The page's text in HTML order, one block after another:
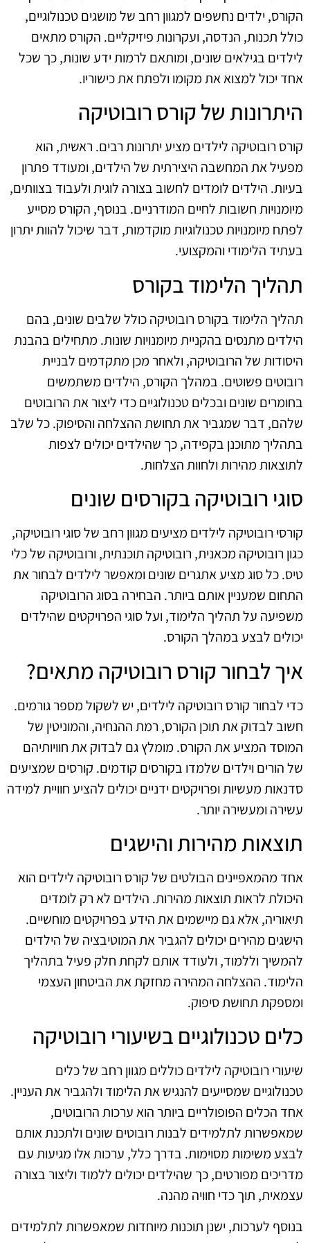
הקורס, ילדים נחשפים למגוון רחב של מושגים טכנולוגיים,
כולל תכנות, הנדסה, ועקרונות פיזיקליים. הקורס מתאים
לילדים בגילאים שונים, ומותאם לרמות ידע שונות, כך שכל
אחד יכול למצוא את מקומו ולפתח את כישוריו.
היתרונות של קורס רובוטיקה
קורס רובוטיקה לילדים מציע יתרונות רבים. ראשית, הוא
מפעיל את המחשבה היצירתית של הילדים, ומעודד פתרון
בעיות. הילדים לומדים לחשוב בצורה לוגית ולעבוד בצוותים,
מיומנויות חשובות לחיים המודרניים. בנוסף, הקורס מסייע
לפתח מיומנויות טכנולוגיות מוקדמות, דבר שיכול להוות יתרון
בעתיד הלימודי והמקצועי.
תהליך הלימוד בקורס
תהליך הלימוד בקורס רובוטיקה כולל שלבים שונים, בהם
הילדים מתנסים בהקניית מיומנויות שונות. מתחילים בהבנת
היסודות של הרובוטיקה, ולאחר מכן מתקדמים לבניית
רובוטים פשוטים. במהלך הקורס, הילדים משתמשים
בחומרים שונים ובכלים טכנולוגיים כדי ליצור את הרובוטים
שלהם, דבר שמגביר את תחושת ההצלחה והסיפוק. כל שלב
בתהליך מתוכנן בקפידה, כך שהילדים יכולים לצפות
לתוצאות מהירות ולחוות הצלחות.
סוגי רובוטיקה בקורסים שונים
קורסי רובוטיקה לילדים מציעים מגוון רחב של סוגי רובוטיקה,
כגון רובוטיקה מכאנית, רובוטיקה תוכנתית, ורובוטיקה של כלי
טיס. כל סוג מציע אתגרים שונים ומאפשר לילדים לבחור את
התחום שמעניין אותם ביותר. הבחירה בסוג הרובוטיקה
משפיעה על תהליך הלימוד, ועל סוגי הפרויקטים שהילדים
יכולים לבצע במהלך הקורס.
איך לבחור קורס רובוטיקה מתאים?
כדי לבחור קורס רובוטיקה לילדים, יש לשקול מספר גורמים.
חשוב לבדוק את תוכן הקורס, רמת ההנחיה, והמוניטין של
המוסד המציע את הקורס. מומלץ גם לבדוק את חוויותיהם
של הורים וילדים שלמדו בקורסים קודמים. קורסים שמציעים
סדנאות מעשיות ופרויקטים ידניים יכולים להציע חוויית למידה
עשירה ומעשירה יותר.
תוצאות מהירות והישגים
אחד מהמאפיינים הבולטים של קורס רובוטיקה לילדים הוא
היכולת לראות תוצאות מהירות. הילדים לא רק לומדים
תיאוריה, אלא גם מיישמים את הידע בפרויקטים מוחשיים.
הישגים מהירים יכולים להגביר את המוטיבציה של הילדים
להמשיך וללמוד, ולעודד אותם לקחת חלק פעיל בתהליך
הלימוד. ההצלחה המהירה מחזקת את הביטחון העצמי
ומספקת תחושת סיפוק.
כלים טכנולוגיים בשיעורי רובוטיקה
שיעורי רובוטיקה לילדים כוללים מגוון רחב של כלים
טכנולוגיים שמסייעים להנגיש את הלימוד ולהגביר את העניין.
אחד הכלים הפופולריים ביותר הוא ערכות הרובוטים,
שמאפשרות לתלמידים לבנות רובוטים שונים ולתכנת אותם
לבצע משימות מסוימות. בדרך כלל, ערכות אלו מגיעות עם
מדריכים מפורטים, כך שהילדים יכולים ללמוד וליצור בצורה
עצמאית, תוך כדי חוויה מהנה.
בנוסף לערכות, ישנן תוכנות מיוחדות שמאפשרות לתלמידים